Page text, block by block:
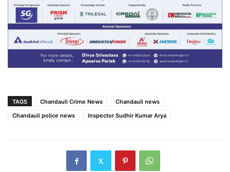
TAGS Chandauli Crime News
Chandauli news
Chandauli police news
Inspector Sudhir Kumar Arya